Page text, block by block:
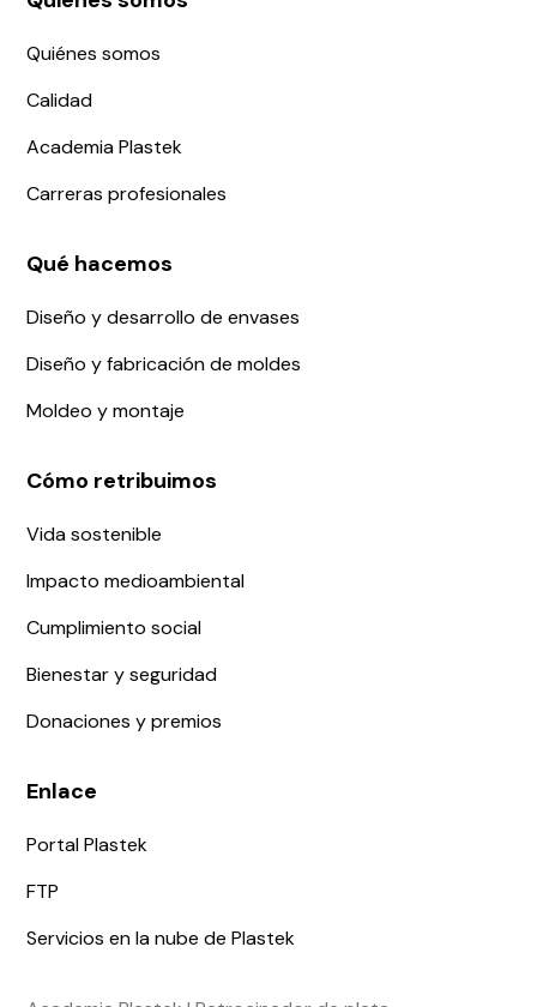
Quiénes somos
Calidad
Academia Plastek
Carreras profesionales
Qué hacemos
Diseño y desarrollo de envases
Diseño y fabricación de moldes
Moldeo y montaje
Cómo retribuimos
Vida sostenible
Impacto medioambiental
Cumplimiento social
Bienestar y seguridad
Donaciones y premios
Enlace
Portal Plastek
FTP
Servicios en la nube de Plastek